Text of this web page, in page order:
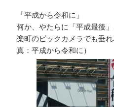
「平成から令和に」
何か、やたらに「平成最後
楽町のビックカメラでも垂
真：平成から令和に）